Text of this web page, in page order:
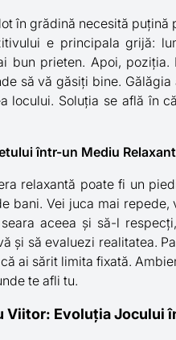
în grădină necesită
e principala grijă:
bun prieten. Apoi,
să vă găsiți bine.
locului. Soluția se află în
într-un Mediu Relaxant
relaxantă poate fi un
bani. Vei juca mai
aceea și să-l
și să evaluezi realitatea.
ai sărit limita fixată.
te afli tu.
Viitor: Evoluția Jocului